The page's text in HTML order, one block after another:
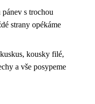
s trochou
strany opékáme
kousky filé,
a vše posypeme